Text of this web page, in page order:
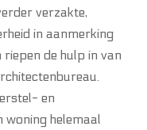
verzakte,
in aanmerking
de hulp in van
en
helemaal